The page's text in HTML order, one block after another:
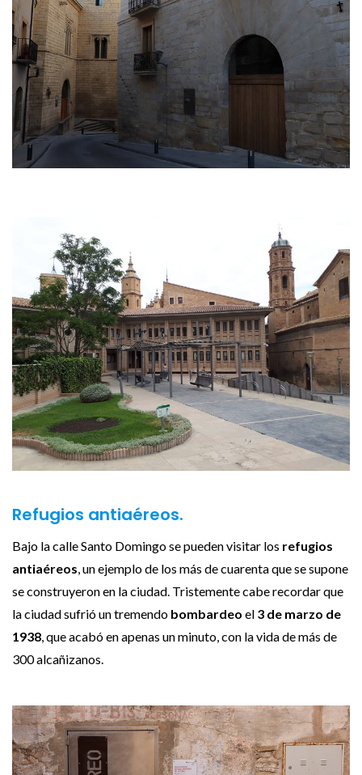
Refugios antiaéreos.
Bajo la calle Santo Domingo se pueden visitar los refugios
antiaéreos, un ejemplo de los más de cuarenta que se supone
se construyeron en la ciudad. Tristemente cabe recordar que
la ciudad sufrió un tremendo bombardeo el 3 de marzo de
1938, que acabó en apenas un minuto, con la vida de más de
300 alcañizanos.